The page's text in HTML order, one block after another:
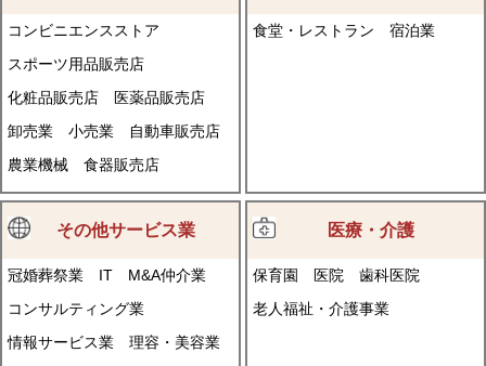
コンビニエンスストア
スポーツ用品販売店
化粧品販売店
医薬品販売店
卸売業
小売業
自動車販売店
農業機械
食器販売店
食堂・レストラン 宿泊業
その他サービス業
冠婚葬祭業 IT
M&A仲介業
コンサルティング業
情報サービス業
理容・美容業
医療・介護
保育園 医院
歯科医院
老人福祉・介護事業